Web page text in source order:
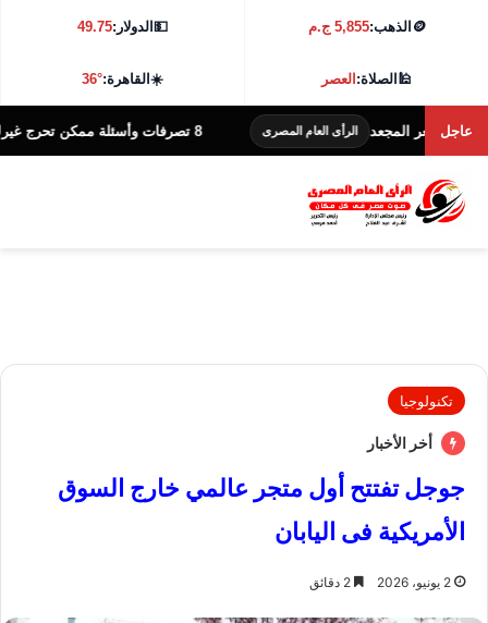
🪙 الذهب:5,855 ج.م 💵الدولار:49.75
🕌الصلاة:العصر ☀️القاهرة:36°
عاجل الرأى العام المصرى 8 تصرفات وأسئلة ممكن تحرج غيرك.. تجنبها حتى لو هدفك الاهتمام
تكنولوجيا
أخر الأخبار
جوجل تفتتح أول متجر عالمي خارج السوق
الأمريكية فى اليابان
2 يونيو، 2026